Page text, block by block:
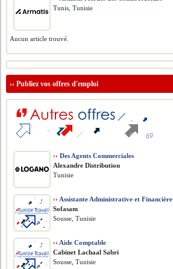
Tunis, Tunisie
Aucun article trouvé.
››Publiez vos offres d'emploi
›› Des Agents Commerciales
Alexandre Distribution
Tunisie
›› Assistante Administrative et Financière
Sofasam
Sousse, Tunisie
›› Aide Comptable
Cabinet Lachaal Sabri
Sousse, Tunisie